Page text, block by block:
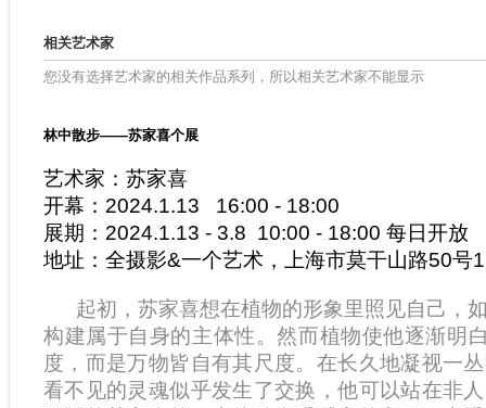
相关艺术家
您没有选择艺术家的相关作品系列，所以相关艺术家不能显示
林中散步——苏家喜个展
艺术家：苏家喜
开幕：2024.1.13 16:00 - 18:00
展期：2024.1.13 - 3.8 10:00 - 18:00 每日开放
地址：全摄影&一个艺术，上海市莫干山路50号
起初，苏家喜想在植物的形象里照见自己，
构建属于自身的主体性。然而植物使他逐渐明
度，而是万物皆自有其尺度。在长久地凝视一
看不见的灵魂似乎发生了交换，他可以站在非